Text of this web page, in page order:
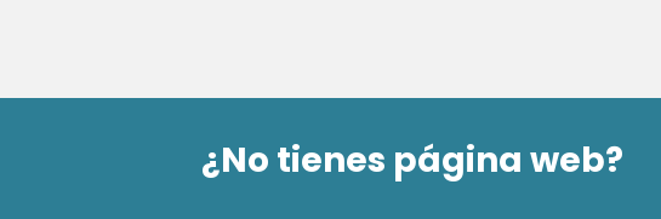
¿No tienes página web?